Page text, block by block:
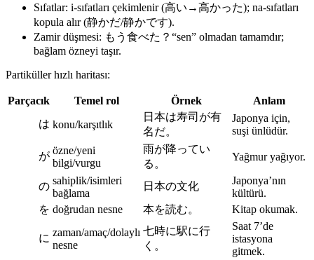
Sıfatlar: i‑sıfatları çekimlenir (高い→高かった); na‑sıfatları
kopula alır (静かだ/静かです).
Zamir düşmesi: もう食べた？“sen” olmadan tamamdır;
bağlam özneyi taşır.
Partiküller hızlı haritası:
Parçacık Temel rol Örnek
Anlam
は konu/karşıtlık
日本は寿司が有
名だ。
Japonya için,
suşi ünlüdür.
が özne/yeni
bilgi/vurgu
雨が降ってい
る。
Yağmur yağıyor.
の sahiplik/isimleri
bağlama
日本の文化
Japonya’nın
kültürü.
を doğrudan nesne 本を読む。 Kitap okumak.
に zaman/amaç/dolaylı
nesne
七時に駅に行
く。
Saat 7’de
istasyona
gitmek.